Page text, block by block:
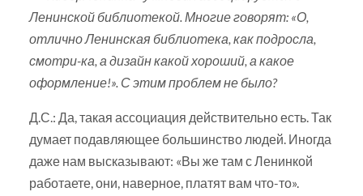
Ленинской библиотекой. Многие говорят: «О,
отлично Ленинская библиотека, как подросла,
смотри-ка, а дизайн какой хороший, а какое
оформление!». С этим проблем не было?
Д.С.: Да, такая ассоциация действительно есть. Так
думает подавляющее большинство людей. Иногда
даже нам высказывают: «Вы же там с Ленинкой
работаете, они, наверное, платят вам что-то».